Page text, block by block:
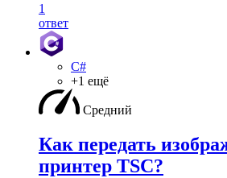
1
ответ
C#
+1 ещё
Средний
Как передать
принтер TSC?